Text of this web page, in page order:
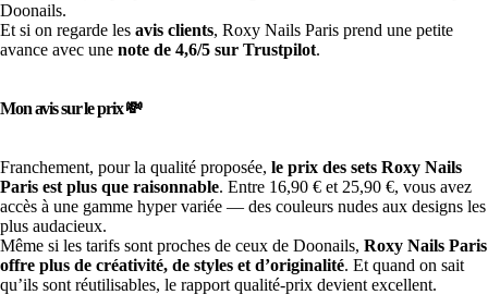
Doonails.
Et si on regarde les avis clients, Roxy Nails Paris prend une petite
avance avec une note de 4,6/5 sur Trustpilot.
Mon avis sur le prix 💸
Franchement, pour la qualité proposée, le prix des sets Roxy Nails
Paris est plus que raisonnable. Entre 16,90 € et 25,90 €, vous avez
accès à une gamme hyper variée — des couleurs nudes aux designs les
plus audacieux.
Même si les tarifs sont proches de ceux de Doonails, Roxy Nails Paris
offre plus de créativité, de styles et d’originalité. Et quand on sait
qu’ils sont réutilisables, le rapport qualité-prix devient excellent.